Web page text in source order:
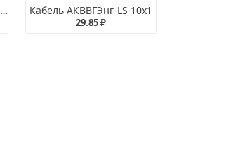
Кабель АКВВГЭнг-LS 14х1,5 Кабель АКВВГЭнг-LS 10х1
29.85 ₽